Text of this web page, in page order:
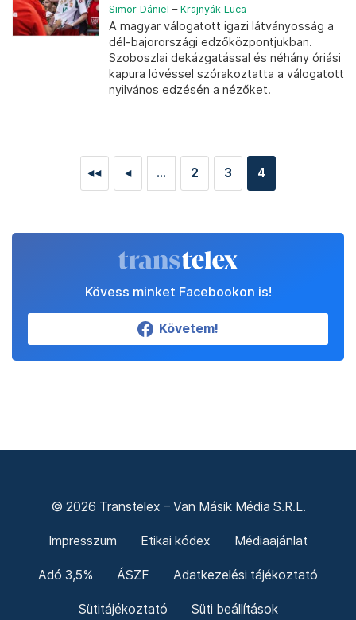
Simor Dániel – Krajnyák Luca
A magyar válogatott igazi látványosság a
dél-bajorországi edzőközpontjukban.
Szoboszlai dekázgatással és néhány óriási
kapura lövéssel szórakoztatta a válogatott
nyilvános edzésén a nézőket.
◄◄ ◄ ... 2 3 4
Kövess minket Facebookon is!
Követem!
© 2026 Transtelex – Van Másik Média S.R.L.
Impresszum Etikai kódex Médiaajánlat
Adó 3,5% ÁSZF Adatkezelési tájékoztató
Sütitájékoztató Süti beállítások